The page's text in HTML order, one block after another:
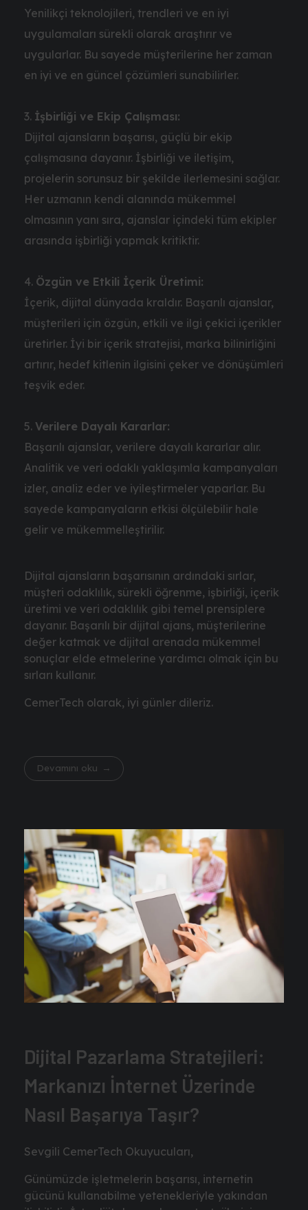
Yenilikçi teknolojileri, trendleri ve en iyi
uygulamaları sürekli olarak araştırır ve
uygularlar. Bu sayede müşterilerine her zaman
en iyi ve en güncel çözümleri sunabilirler.
İşbirliği ve Ekip Çalışması:
Dijital ajansların başarısı, güçlü bir ekip
çalışmasına dayanır. İşbirliği ve iletişim,
projelerin sorunsuz bir şekilde ilerlemesini sağlar.
Her uzmanın kendi alanında mükemmel
olmasının yanı sıra, ajanslar içindeki tüm ekipler
arasında işbirliği yapmak kritiktir.
Özgün ve Etkili İçerik Üretimi:
İçerik, dijital dünyada kraldır. Başarılı ajanslar,
müşterileri için özgün, etkili ve ilgi çekici içerikler
üretirler. İyi bir içerik stratejisi, marka bilinirliğini
artırır, hedef kitlenin ilgisini çeker ve dönüşümleri
teşvik eder.
Verilere Dayalı Kararlar:
Başarılı ajanslar, verilere dayalı kararlar alır.
Analitik ve veri odaklı yaklaşımla kampanyaları
izler, analiz eder ve iyileştirmeler yaparlar. Bu
sayede kampanyaların etkisi ölçülebilir hale
gelir ve mükemmelleştirilir.
Dijital ajansların başarısının ardındaki sırlar,
müşteri odaklılık, sürekli öğrenme, işbirliği, içerik
üretimi ve veri odaklılık gibi temel prensiplere
dayanır. Başarılı bir dijital ajans, müşterilerine
değer katmak ve dijital arenada mükemmel
sonuçlar elde etmelerine yardımcı olmak için bu
sırları kullanır.
CemerTech olarak, iyi günler dileriz.
Devamını oku
Dijital Pazarlama Stratejileri:
Markanızı İnternet Üzerinde
Nasıl Başarıya Taşır?
Sevgili CemerTech Okuyucuları,
Günümüzde işletmelerin başarısı, internetin
gücünü kullanabilme yetenekleriyle yakından